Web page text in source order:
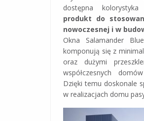
dostępna kolorystyka
produkt do
nowoczesnej i w
Okna Salamander
komponują się z
oraz dużymi
współczesnych
Dzięki temu doskonale
w realizacjach domu